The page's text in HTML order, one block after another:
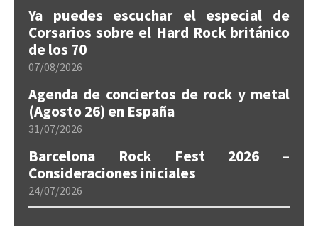
Ya puedes escuchar el especial de
Corsarios sobre el Hard Rock británico
de los 70
07/08/2026
Agenda de conciertos de rock y metal
(Agosto 26) en España
31/07/2026
Barcelona Rock Fest 2026 –
Consideraciones iniciales
24/07/2026